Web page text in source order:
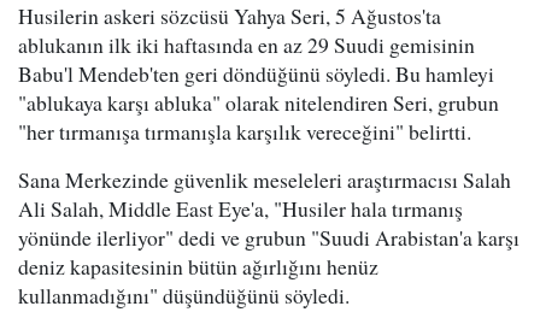
Husilerin askeri sözcüsü Yahya Seri, 5 Ağustos'ta
ablukanın ilk iki haftasında en az 29 Suudi gemisinin
Babu'l Mendeb'ten geri döndüğünü söyledi. Bu hamleyi
"ablukaya karşı abluka" olarak nitelendiren Seri, grubun
"her tırmanışa tırmanışla karşılık vereceğini" belirtti.
Sana Merkezinde güvenlik meseleleri araştırmacısı Salah
Ali Salah, Middle East Eye'a, "Husiler hala tırmanış
yönünde ilerliyor" dedi ve grubun "Suudi Arabistan'a karşı
deniz kapasitesinin bütün ağırlığını henüz
kullanmadığını" düşündüğünü söyledi.